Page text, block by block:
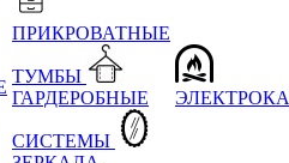
ПРИКРОВАТНЫЕ
ТУМБЫ
ГАРДЕРОБНЫЕ
СИСТЕМЫ